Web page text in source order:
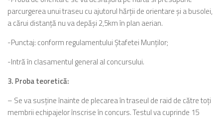
parcurgerea unui traseu cu ajutorul hărţii de orientare şi a busolei,
a cărui distanţă nu va depăşi 2,5km în plan aerian.
-Punctaj: conform regulamentului Ştafetei Munţilor;
-Intră în clasamentul general al concursului.
3. Proba teoretică:
– Se va susţine înainte de plecarea în traseul de raid de către toţi
membrii echipajelor înscrise în concurs. Testul va cuprinde 15